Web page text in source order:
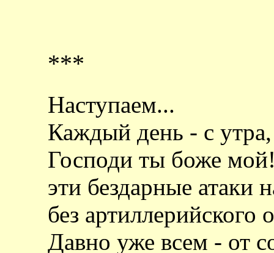
***
Наступаем...
Каждый день - с
Господи ты боже
эти бездарные атаки
без артиллерийского
Давно уже всем - от